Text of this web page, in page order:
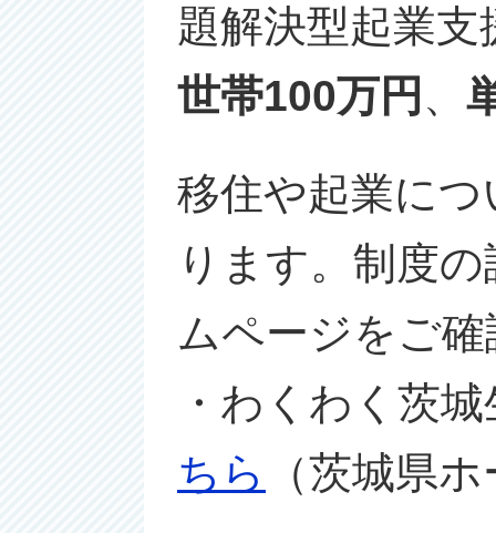
題解決型起業
世帯100万円 、
移住や起業に
ります。制度
ムページをご
・わくわく茨
ちら
（茨城県